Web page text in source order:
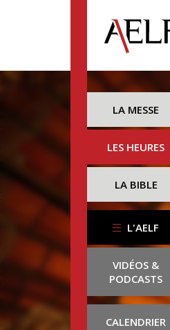
LA MESSE
LES HEURES
LA BIBLE
L'AELF
VIDÉOS &
PODCASTS
CALENDRIER